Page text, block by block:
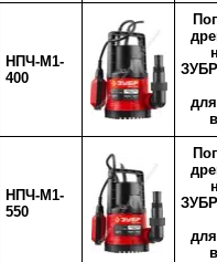
НПЧ-М1-
400
НПЧ-М1-
550